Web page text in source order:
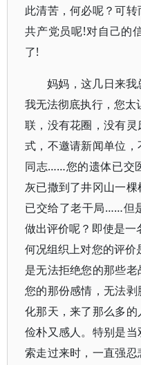
此清苦，何必呢？可
共产党员呢!对自己的
了!
妈妈，这几日来
我无法彻底执行，您
联，没有花圈，没有
式，不邀请新闻单位
同志……您的遗体已交
灰已撒到了井冈山一
已交给了老干局……但
做出评价呢？即使是一
何况组织上对您的评价
是无法拒绝您的那些
您的那份感情，无法
化那天，来了那么多
俭朴又感人。特别是
索走过来时，一直强